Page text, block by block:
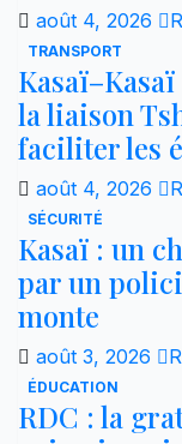
août 4, 2026
TRANSPORT
la liaison
faciliter les
août 4, 2026
SÉCURITÉ
Kasaï : un
par un
monte
août 3, 2026
ÉDUCATION
RDC : la